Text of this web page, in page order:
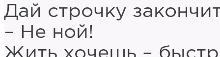
Дай строчку
– Не ной!
Жить хочешь –